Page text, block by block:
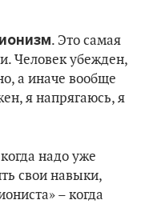
. Это самая
Человек убежден,
а иначе вообще
я напрягаюсь, я
надо уже
свои навыки,
– когда